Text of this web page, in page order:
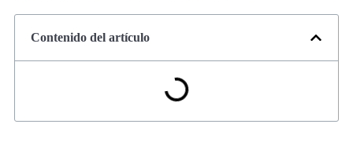
Contenido del artículo